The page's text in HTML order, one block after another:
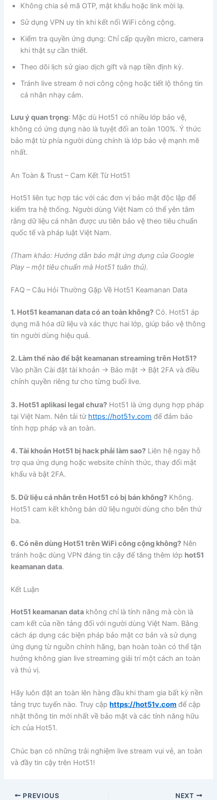
Không chia sẻ mã OTP, mật khẩu hoặc link mời lạ.
Sử dụng VPN uy tín khi kết nối WiFi công cộng.
Kiểm tra quyền ứng dụng: Chỉ cấp quyền micro, camera
khi thật sự cần thiết.
Theo dõi lịch sử giao dịch gift và nạp tiền định kỳ.
Tránh live stream ở nơi công cộng hoặc tiết lộ thông tin
cá nhân nhạy cảm.
Lưu ý quan trọng: Mặc dù Hot51 có nhiều lớp bảo vệ,
không có ứng dụng nào là tuyệt đối an toàn 100%. Ý thức
bảo mật từ phía người dùng chính là lớp bảo vệ mạnh mẽ
nhất.
An Toàn & Trust – Cam Kết Từ Hot51
Hot51 liên tục hợp tác với các đơn vị bảo mật độc lập để
kiểm tra hệ thống. Người dùng Việt Nam có thể yên tâm
rằng dữ liệu cá nhân được ưu tiên bảo vệ theo tiêu chuẩn
quốc tế và pháp luật Việt Nam.
(Tham khảo: Hướng dẫn bảo mật ứng dụng của Google
Play – một tiêu chuẩn mà Hot51 tuân thủ).
FAQ – Câu Hỏi Thường Gặp Về Hot51 Keamanan Data
1. Hot51 keamanan data có an toàn không? Có. Hot51 áp
dụng mã hóa dữ liệu và xác thực hai lớp, giúp bảo vệ thông
tin người dùng hiệu quả.
2. Làm thế nào để bật keamanan streaming trên Hot51?
Vào phần Cài đặt tài khoản → Bảo mật → Bật 2FA và điều
chỉnh quyền riêng tư cho từng buổi live.
3. Hot51 aplikasi legal chưa? Hot51 là ứng dụng hợp pháp
tại Việt Nam. Nên tải từ https://hot51v.com để đảm bảo
tính hợp pháp và an toàn.
4. Tài khoản Hot51 bị hack phải làm sao? Liên hệ ngay hỗ
trợ qua ứng dụng hoặc website chính thức, thay đổi mật
khẩu và bật 2FA.
5. Dữ liệu cá nhân trên Hot51 có bị bán không? Không.
Hot51 cam kết không bán dữ liệu người dùng cho bên thứ
ba.
6. Có nên dùng Hot51 trên WiFi công cộng không? Nên
tránh hoặc dùng VPN đáng tin cậy để tăng thêm lớp hot51
keamanan data.
Kết Luận
Hot51 keamanan data không chỉ là tính năng mà còn là
cam kết của nền tảng đối với người dùng Việt Nam. Bằng
cách áp dụng các biện pháp bảo mật cơ bản và sử dụng
ứng dụng từ nguồn chính hãng, bạn hoàn toàn có thể tận
hưởng không gian live streaming giải trí một cách an toàn
và thú vị.
Hãy luôn đặt an toàn lên hàng đầu khi tham gia bất kỳ nền
tảng trực tuyến nào. Truy cập https://hot51v.com để cập
nhật thông tin mới nhất về bảo mật và các tính năng hữu
ích của Hot51.
Chúc bạn có những trải nghiệm live stream vui vẻ, an toàn
và đầy tin cậy trên Hot51!
PREVIOUS NEXT